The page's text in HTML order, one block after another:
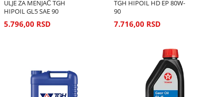
ULJE ZA MENJAČ TGH
HIPOIL GL5 SAE 90
5.796,00 RSD
TGH HIPOIL HD EP 80W-
90
7.716,00 RSD